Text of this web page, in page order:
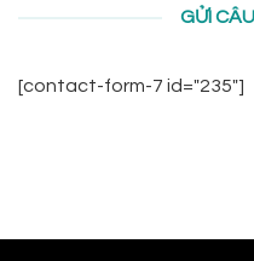
GỬI
[contact-form-7 id="235"]